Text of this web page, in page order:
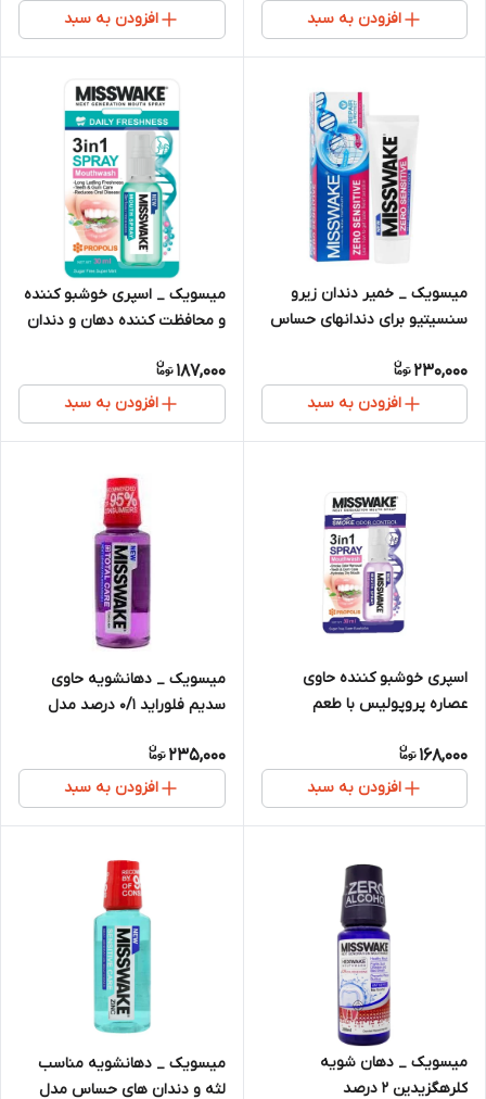
افزودن به سبد افزودن به سبد
میسویک _ خمیر دندان زیرو
سنسیتیو برای دندانهای حساس
230,000
افزودن به سبد
میسویک _ اسپری خوشبو کننده
و محافظت کننده دهان و دندان
دیلی
187,000
افزودن به سبد
اسپری خوشبو کننده حاوی
عصاره پروپولیس با طعم
168,000
افزودن به سبد
میسویک _ دهانشویه حاوی
سدیم فلوراید 0/1 درصد مدل
235,000
افزودن به سبد
میسویک _ دهان شویه
کلرهگزیدین ۲ درصد
میسویک _ دهانشویه مناسب
لثه و دندان های حساس مدل